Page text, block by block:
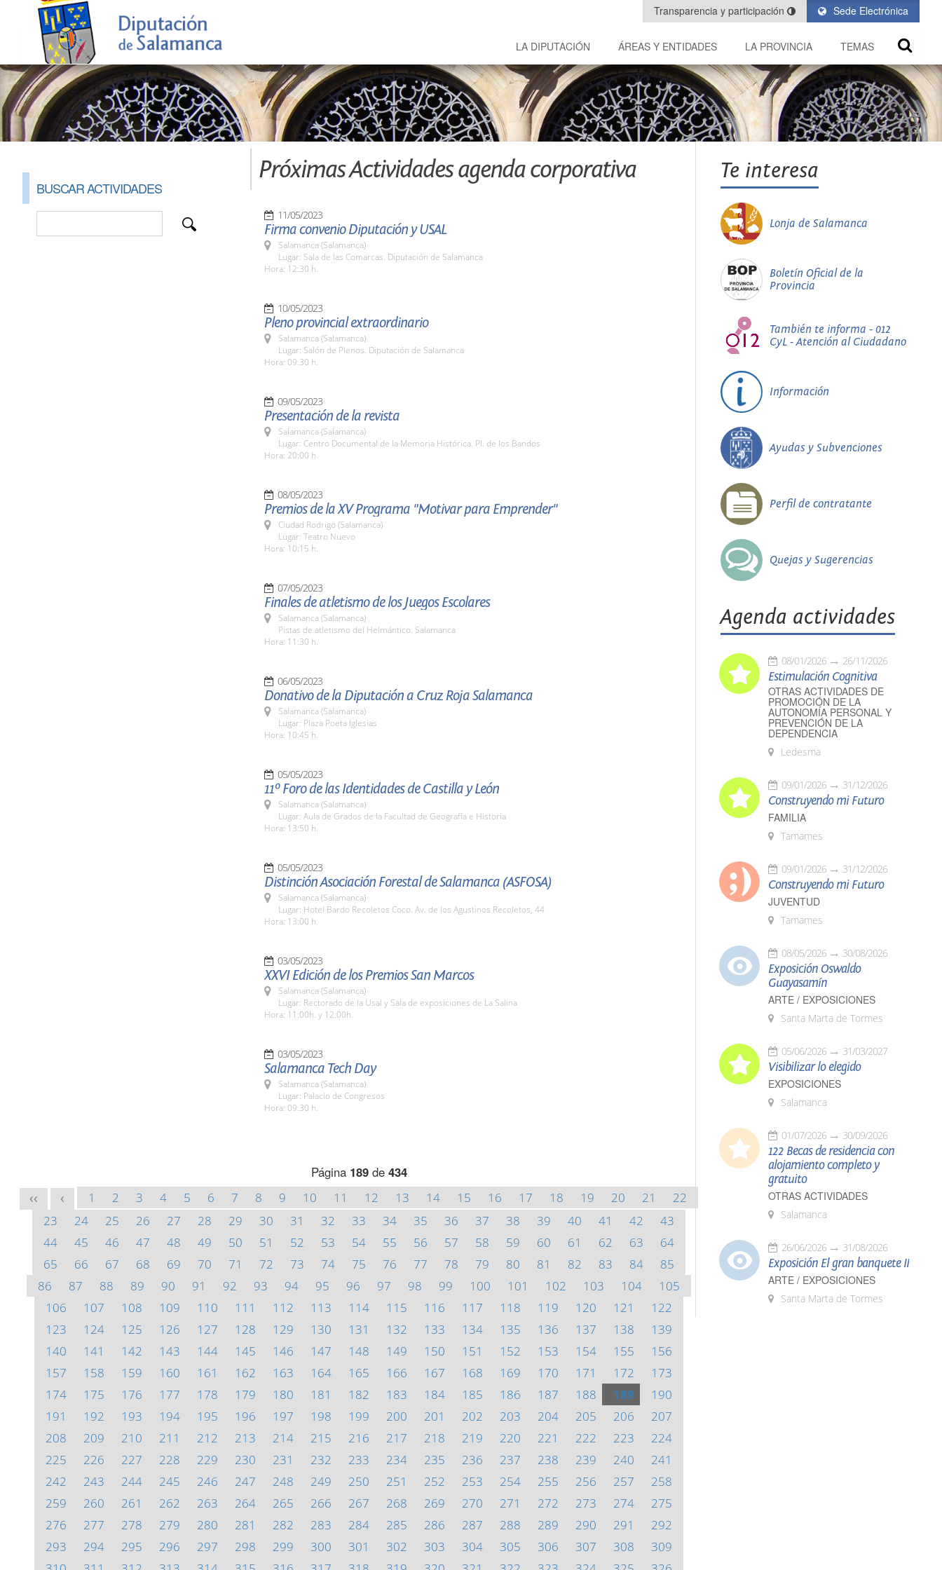
Sede Electrónica
Transparencia y participación
LA DIPUTACIÓN ÁREAS Y ENTIDADES LA PROVINCIA TEMAS
BUSCAR ACTIVIDADES
Próximas Actividades agenda corporativa
11/05/2023
Firma convenio Diputación y USAL
Salamanca (Salamanca)
Lugar: Sala de las Comarcas. Diputación de Salamanca
Hora: 12:30 h.
10/05/2023
Pleno provincial extraordinario
Salamanca (Salamanca)
Lugar: Salón de Plenos. Diputación de Salamanca
Hora: 09:30 h.
09/05/2023
Presentación de la revista
Salamanca (Salamanca)
Lugar: Centro Documental de la Memoria Histórica. Pl. de los Bandos
Hora: 20:00 h.
08/05/2023
Premios de la XV Programa "Motivar para Emprender"
Ciudad Rodrigo (Salamanca)
Lugar: Teatro Nuevo
Hora: 10:15 h.
07/05/2023
Finales de atletismo de los Juegos Escolares
Salamanca (Salamanca)
Pistas de atletismo del Helmántico. Salamanca
Hora: 11:30 h.
06/05/2023
Donativo de la Diputación a Cruz Roja Salamanca
Salamanca (Salamanca)
Lugar: Plaza Poeta Iglesias
Hora: 10:45 h.
05/05/2023
11º Foro de las Identidades de Castilla y León
Salamanca (Salamanca)
Lugar: Aula de Grados de la Facultad de Geografía e Historia
Hora: 13:50 h.
05/05/2023
Distinción Asociación Forestal de Salamanca (ASFOSA)
Salamanca (Salamanca)
Lugar: Hotel Bardo Recoletos Coco. Av. de los Agustinos Recoletos, 44
Hora: 13:00 h.
03/05/2023
XXVI Edición de los Premios San Marcos
Salamanca (Salamanca)
Lugar: Rectorado de la Usal y Sala de exposiciones de La Salina
Hora: 11:00h. y 12:00h.
03/05/2023
Salamanca Tech Day
Salamanca (Salamanca)
Lugar: Palacio de Congresos
Hora: 09:30 h.
Página 189de 434
<< < 1 2 3 4 5 6 7 8 9 10 11 12 13 14 15 16 17 18 19 20 21
22
23
24 25 26 27 28 29 30 31 32 33 34 35 36 37 38 39 40 41 42
43
44
45 46 47 48 49 50 51 52 53 54 55 56 57 58 59 60 61 62 63
64
65
66 67 68 69 70 71 72 73 74 75 76 77 78 79 80 81 82 83 84
85
86
87 88 89 90 91 92 93 94 95 96 97 98 99 100 101 102 103 104
105
106
107 108 109 110 111 112 113 114 115 116 117 118 119 120 121
122
123
124 125 126 127 128 129 130 131 132 133 134 135 136 137 138
139
140
141 142 143 144 145 146 147 148 149 150 151 152 153 154 155
156
157
158 159 160 161 162 163 164 165 166 167 168 169 170 171 172
173
174
175 176 177 178 179 180 181 182 183 184 185 186 187 188 189
190
191
192 193 194 195 196 197 198 199 200 201 202 203 204 205 206
207
208
209 210 211 212 213 214 215 216 217 218 219 220 221 222 223
224
225
226 227 228 229 230 231 232 233 234 235 236 237 238 239 240
241
242
243 244 245 246 247 248 249 250 251 252 253 254 255 256 257
258
259
260 261 262 263 264 265 266 267 268 269 270 271 272 273 274
275
276
277 278 279 280 281 282 283 284 285 286 287 288 289 290 291
292
293
294 295 296 297 298 299 300 301 302 303 304 305 306 307 308
309
Te interesa
Lonja de Salamanca
Boletín Oficial de la
Provincia
También te informa - 012
CyL - Atención al Ciudadano
Información
Ayudas y Subvenciones
Perfil de contratante
Quejas y Sugerencias
Agenda actividades
08/01/2026 26/11/2026
Estimulación Cognitiva
OTRAS ACTIVIDADES DE
PROMOCIÓN DE LA
AUTONOMÍA PERSONAL Y
PREVENCIÓN DE LA
DEPENDENCIA
Ledesma
09/01/2026 31/12/2026
Construyendo mi Futuro
FAMILIA
Tamames
09/01/2026 31/12/2026
Construyendo mi Futuro
JUVENTUD
Tamames
08/05/2026 30/08/2026
Exposición Oswaldo
Guayasamín
ARTE / EXPOSICIONES
Santa Marta de Tormes
05/06/2026 31/03/2027
Visibilizar lo elegido
EXPOSICIONES
Salamanca
01/07/2026 30/09/2026
122 Becas de residencia con
alojamiento completo y
gratuito
OTRAS ACTIVIDADES
Salamanca
26/06/2026 31/08/2026
Exposición El gran banquete II
ARTE / EXPOSICIONES
Santa Marta de Tormes